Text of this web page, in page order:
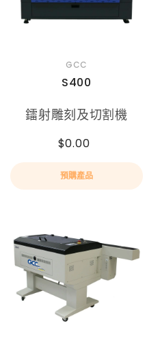
GCC
S400
鐳射雕刻及切割機
$0.00
預購產品